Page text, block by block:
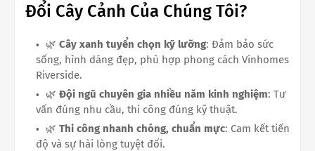
Đổi Cây Cảnh Của Chúng Tôi?
🌿 Cây xanh tuyển chọn kỹ lưỡng: Đảm bảo sức
sống, hình dáng đẹp, phù hợp phong cách Vinhomes
Riverside.
🌿 Đội ngũ chuyên gia nhiều năm kinh nghiệm: Tư
vấn đúng nhu cầu, thi công đúng kỹ thuật.
🌿 Thi công nhanh chóng, chuẩn mực: Cam kết tiến
độ và sự hài lòng tuyệt đối.